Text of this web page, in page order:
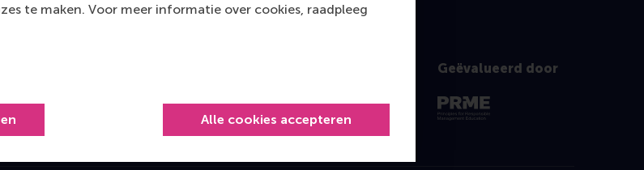
te maken. Voor meer informatie over cookies, raadpleeg
Alle cookies accepteren
Geëvalueerd door